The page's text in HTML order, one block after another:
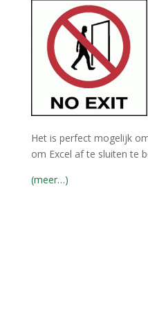
Het is perfect mogelijk
om Excel af te sluiten te
(meer…)